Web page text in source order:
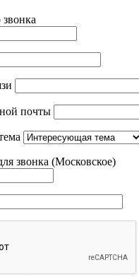
звонка
почты
звонка (Московское)